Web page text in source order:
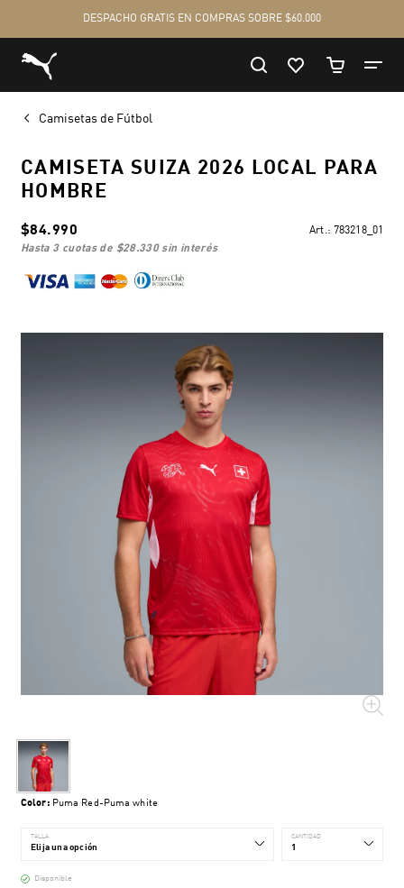
Camisetas de Fútbol
CAMISETA SUIZA 2026 LOCAL PARA
HOMBRE
$84.990 Art.: 783218_01
hasta 3 cuotas de $28.330sin interés
Color: Puma Red-Puma white
TALLA CANTIDAD
Disponible